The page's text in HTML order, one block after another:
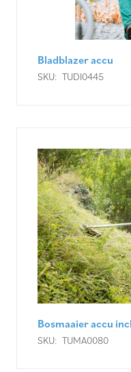
Bladblazer accu
SKU: TUDI0445
Bosmaaier accu
SKU: TUMA0080